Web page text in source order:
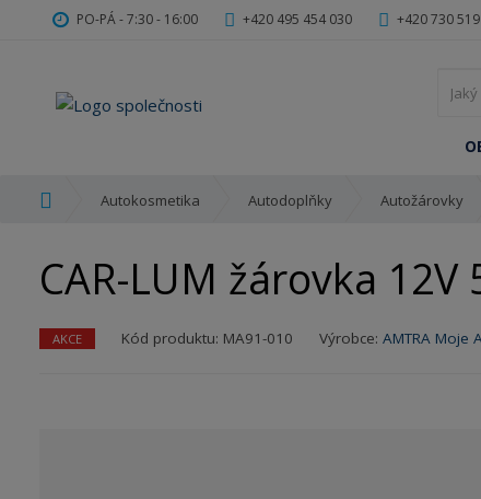
PO-PÁ - 7:30 - 16:00 +420 495 454 030 +420 730
d
n
s
Autokosmetika Autodoplňky Autožárovky
CAR-LUM žárovka 12V
AKCE Kód produktu: MA91-010
K
Výrobce:AMTRA Moje